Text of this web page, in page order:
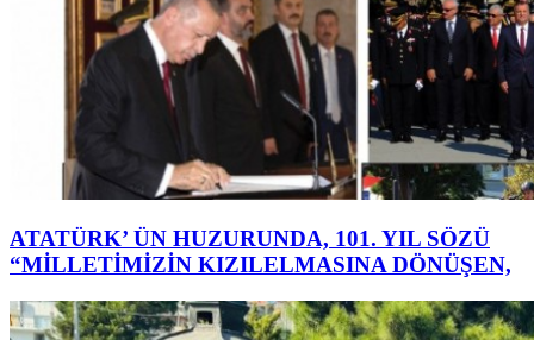
ATATÜRK’ ÜN HUZURUNDA, 101. YIL SÖZÜ
“MİLLETİMİZİN KIZILELMASINA DÖNÜŞEN,